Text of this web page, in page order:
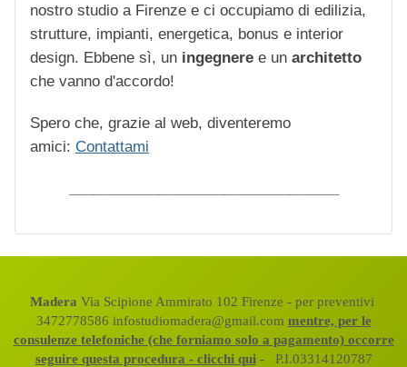
nostro studio a Firenze e ci occupiamo di edilizia,
strutture, impianti, energetica, bonus e interior
design. Ebbene sì, un ingegnere e un architetto
che vanno d'accordo!
Spero che, grazie al web, diventeremo
amici: Contattami
Madera Via Scipione Ammirato 102 Firenze - per preventivi
3472778586 infostudiomadera@gmail.com mentre, per le
consulenze telefoniche (che forniamo solo a pagamento) occorre
seguire questa procedura - clicchi qui - P.I.03314120787